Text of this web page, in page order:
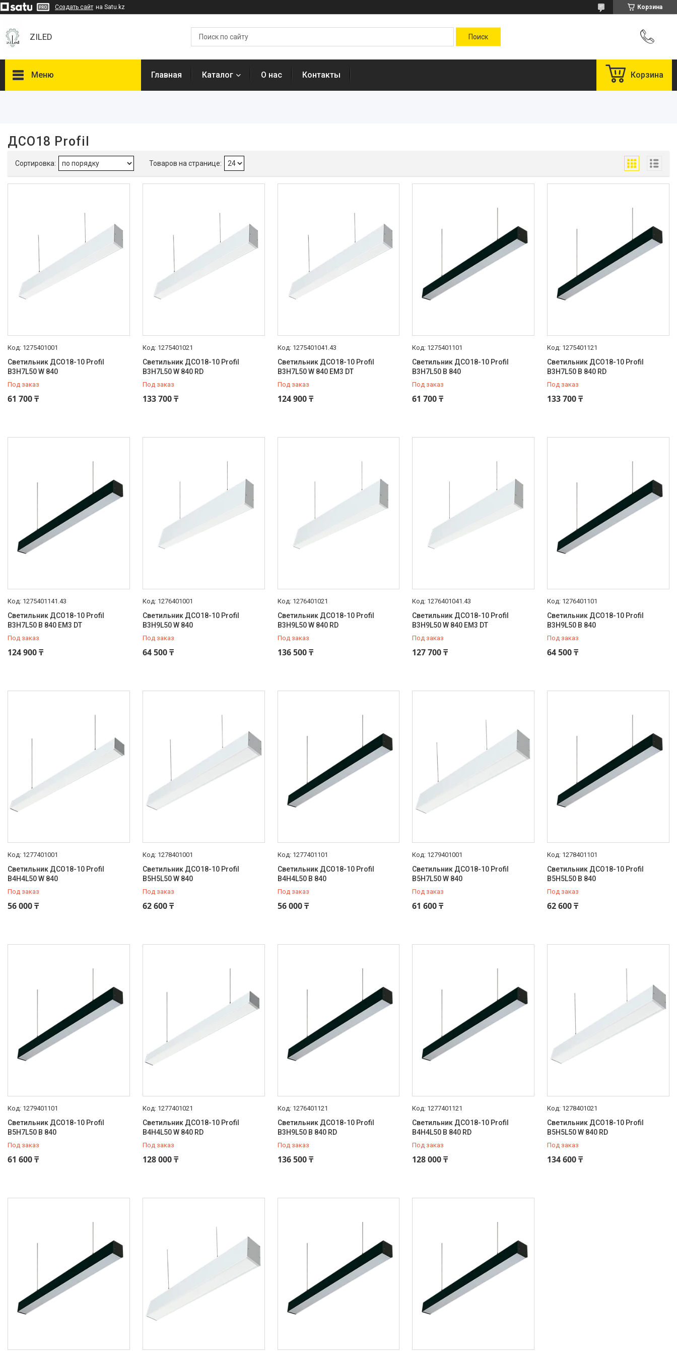
Создать сайт на Satu.kz Корзина
ZILED
Меню
Вводное устройство
Сальниковый ввод 120
Корпус
Подвесной
Подключение
3х2,5мм²
5х2,5мм²
Клеммная колодка 120
Трос 120
Оптическая система
Экструдированный 120
Размещение монтажных
Скользящее 120
Световые Технологии
ФАРЛАЙТ
АСТЗ
NLCO
INNOLUX
Отзывы
Главная Каталог О нас Контакты Корзина
ДСО18 Profil
1275401001
Светильник ДСО18-10 Profil
B3H7L50 W 840
Под заказ
61 700 ₸
1275401021
Светильник ДСО18-10 Profil
B3H7L50 W 840 RD
Под заказ
133 700 ₸
1275401041.43
Светильник ДСО18-10 Profil
B3H7L50 W 840 EM3 DT
Под заказ
124 900 ₸
1275401101
Светильник ДСО18-10 Profil
B3H7L50 B 840
Под заказ
61 700 ₸
1275401121
Светильник ДСО18-10 Profil
B3H7L50 B 840 RD
Под заказ
133 700 ₸
1275401141.43
Светильник ДСО18-10 Profil
B3H7L50 B 840 EM3 DT
Под заказ
124 900 ₸
1276401001
Светильник ДСО18-10 Profil
B3H9L50 W 840
Под заказ
64 500 ₸
1276401021
Светильник ДСО18-10 Profil
B3H9L50 W 840 RD
Под заказ
136 500 ₸
1276401041.43
Светильник ДСО18-10 Profil
B3H9L50 W 840 EM3 DT
Под заказ
127 700 ₸
1276401101
Светильник ДСО18-10 Profil
B3H9L50 B 840
Под заказ
64 500 ₸
1277401001
Светильник ДСО18-10 Profil
B4H4L50 W 840
Под заказ
56 000 ₸
1278401001
Светильник ДСО18-10 Profil
B5H5L50 W 840
Под заказ
62 600 ₸
1277401101
Светильник ДСО18-10 Profil
B4H4L50 B 840
Под заказ
56 000 ₸
1279401001
Светильник ДСО18-10 Profil
B5H7L50 W 840
Под заказ
61 600 ₸
1278401101
Светильник ДСО18-10 Profil
B5H5L50 B 840
Под заказ
62 600 ₸
1279401101
Светильник ДСО18-10 Profil
B5H7L50 B 840
Под заказ
61 600 ₸
1277401021
Светильник ДСО18-10 Profil
B4H4L50 W 840 RD
Под заказ
128 000 ₸
1276401121
Светильник ДСО18-10 Profil
B3H9L50 B 840 RD
Под заказ
136 500 ₸
1277401121
Светильник ДСО18-10 Profil
B4H4L50 B 840 RD
Под заказ
128 000 ₸
1278401021
Светильник ДСО18-10 Profil
B5H5L50 W 840 RD
Под заказ
134 600 ₸